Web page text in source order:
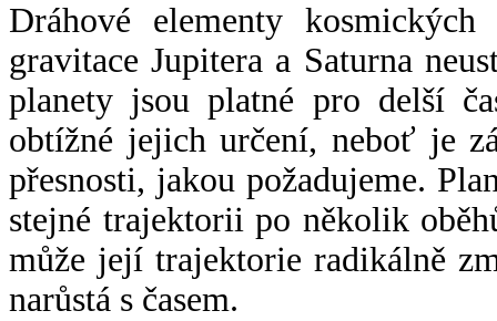
Dráhové elementy
gravitace Jupitera a Saturna
planety jsou platné pro delší
obtížné jejich určení, neboť je
přesnosti, jakou požadujeme.
stejné trajektorii po několik
může její trajektorie radikálně
narůstá s časem.